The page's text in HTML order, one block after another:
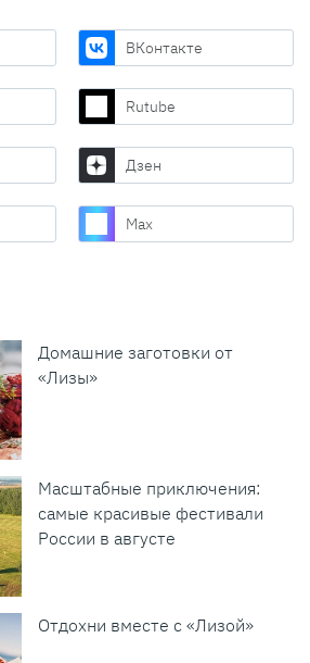
ВКонтакте
Rutube
Дзен
Max
Домашние заготовки от
«Лизы»
Масштабные приключения:
самые красивые фестивали
России в августе
Отдохни вместе с «Лизой»